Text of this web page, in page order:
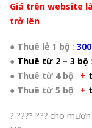
Giá trên website
trở lên
● Thuê lẻ 1 bộ :
● Thuê từ 2 – 3 bộ :
● Thuê từ 4 bộ : +
● Thuê từ 5 bộ : +
? ???̂̃? ???́ cho